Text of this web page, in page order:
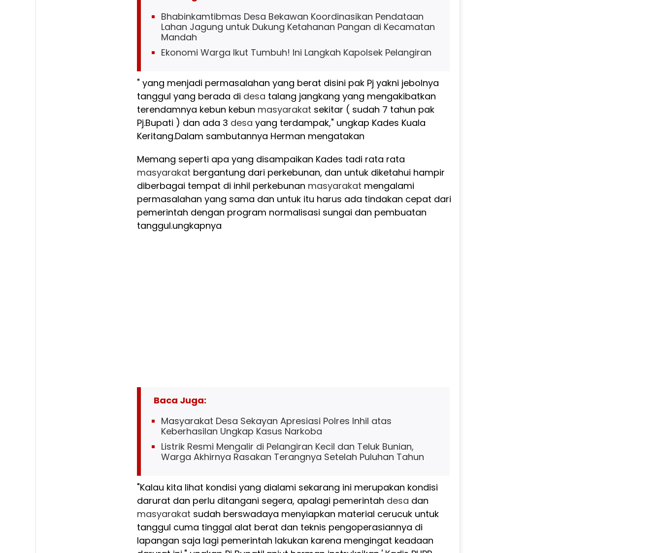
Bhabinkamtibmas Desa Bekawan Koordinasikan Pendataan
Lahan Jagung untuk Dukung Ketahanan Pangan di Kecamatan
Mandah
Ekonomi Warga Ikut Tumbuh! Ini Langkah Kapolsek Pelangiran
" yang menjadi permasalahan yang berat disini pak Pj yakni jebolnya
tanggul yang berada di desa talang jangkang yang mengakibatkan
terendamnya kebun kebun masyarakat sekitar ( sudah 7 tahun pak
Pj.Bupati ) dan ada 3 desa yang terdampak," ungkap Kades Kuala
Keritang.Dalam sambutannya Herman mengatakan
Memang seperti apa yang disampaikan Kades tadi rata rata
masyarakat bergantung dari perkebunan, dan untuk diketahui hampir
diberbagai tempat di inhil perkebunan masyarakat mengalami
permasalahan yang sama dan untuk itu harus ada tindakan cepat dari
pemerintah dengan program normalisasi sungai dan pembuatan
tanggul.ungkapnya
Baca Juga:
Masyarakat Desa Sekayan Apresiasi Polres Inhil atas
Keberhasilan Ungkap Kasus Narkoba
Listrik Resmi Mengalir di Pelangiran Kecil dan Teluk Bunian,
Warga Akhirnya Rasakan Terangnya Setelah Puluhan Tahun
"Kalau kita lihat kondisi yang dialami sekarang ini merupakan kondisi
darurat dan perlu ditangani segera, apalagi pemerintah desa dan
masyarakat sudah berswadaya menyiapkan material cerucuk untuk
tanggul cuma tinggal alat berat dan teknis pengoperasiannya di
lapangan saja lagi pemerintah lakukan karena mengingat keadaan